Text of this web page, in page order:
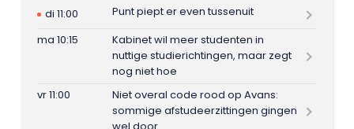
di 11:00
Punt piept er even tussenuit
ma 10:15
Kabinet wil meer studenten in
nuttige studierichtingen, maar zegt
nog niet hoe
vr 11:00
Niet overal code rood op Avans:
sommige afstudeerzittingen gingen